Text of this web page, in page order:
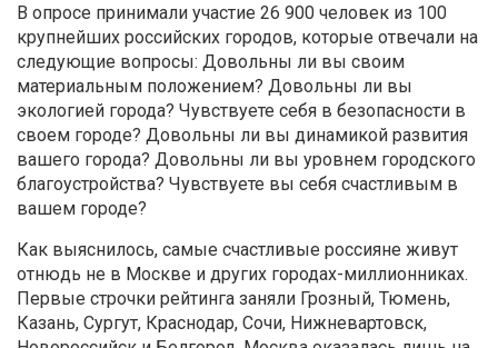
В опросе принимали участие 26 900 человек из 100
крупнейших российских городов, которые отвечали на
следующие вопросы: Довольны ли вы своим
материальным положением? Довольны ли вы
экологией города? Чувствуете себя в безопасности в
своем городе? Довольны ли вы динамикой развития
вашего города? Довольны ли вы уровнем городского
благоустройства? Чувствуете вы себя счастливым в
вашем городе?
Как выяснилось, самые счастливые россияне живут
отнюдь не в Москве и других городах-миллионниках.
Первые строчки рейтинга заняли Грозный, Тюмень,
Казань, Сургут, Краснодар, Сочи, Нижневартовск,